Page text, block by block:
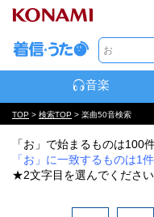
音楽
TOP > 検索TOP > 楽曲50音検索
「お」で始まるものは100
「お」に一致するものは1
★2文字目を選んでください